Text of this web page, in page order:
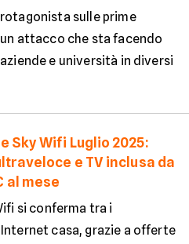
sulle prime
attacco che sta facendo
e università in diversi
Sky Wifi Luglio 2025:
e TV inclusa da
al mese
si conferma tra i
casa, grazie a offerte